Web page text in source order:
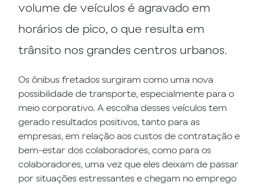
volume de veículos é agravado em
horários de pico, o que resulta em
trânsito nos grandes centros urbanos.
Os ônibus fretados surgiram como uma nova
possibilidade de transporte, especialmente para o
meio corporativo. A escolha desses veículos tem
gerado resultados positivos, tanto para as
empresas, em relação aos custos de contratação e
bem-estar dos colaboradores, como para os
colaboradores, uma vez que eles deixam de passar
por situações estressantes e chegam no emprego